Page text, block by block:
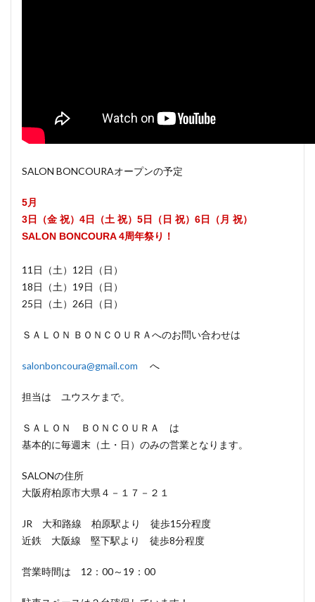
SALON BONCOURAオープンの予定
5月
3日（金 祝）4日（土 祝）5日（日 祝）6日（月 祝）
SALON BONCOURA 4周年祭り！
11日（土）12日（日）
18日（土）19日（日）
25日（土）26日（日）
ＳＡＬＯＮ ＢＯＮＣＯＵＲＡへのお問い合わせは
salonboncoura@gmail.com へ
担当は ユウスケまで。
ＳＡＬＯＮ ＢＯＮＣＯＵＲＡ は
基本的に毎週末（土・日）のみの営業となります。
SALONの住所
大阪府柏原市大県４－１７－２１
JR 大和路線 柏原駅より 徒歩15分程度
近鉄 大阪線 堅下駅より 徒歩8分程度
営業時間は 12：00～19：00